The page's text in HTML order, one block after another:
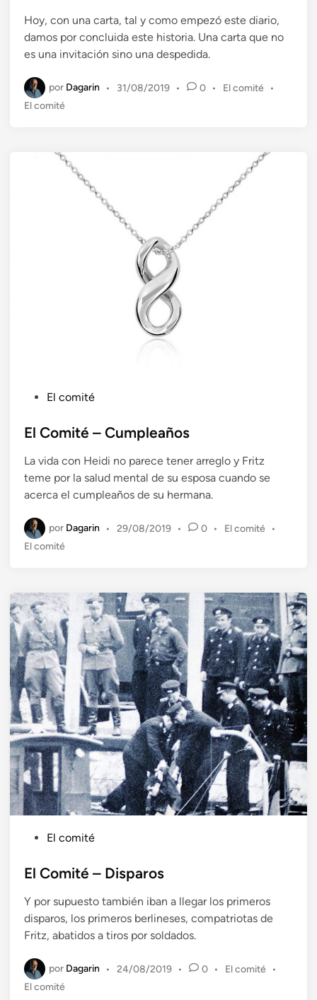
i
c
a
o
e
Hoy, con una carta, tal y como empezó este diario,
damos por concluida este historia. Una carta que no
es una invitación sino una despedida.
por Dagarin • 31/08/2019 • 0 •
P
d
o
El comité
•
El comité
b
i
c
a
o
e
El comité
El Comité – Cumpleaños
La vida con Heidi no parece tener arreglo y Fritz
teme por la salud mental de su esposa cuando se
acerca el cumpleaños de su hermana.
por Dagarin • 29/08/2019 • 0 •
P
c
a
d
o
e
n
El comité
•
El comité
b
i
c
a
o
e
El comité
El Comité – Disparos
Y por supuesto también iban a llegar los primeros
disparos, los primeros berlineses, compatriotas de
Fritz, abatidos a tiros por soldados.
por Dagarin • 24/08/2019 • 0 •
P
El comité
•
El comité